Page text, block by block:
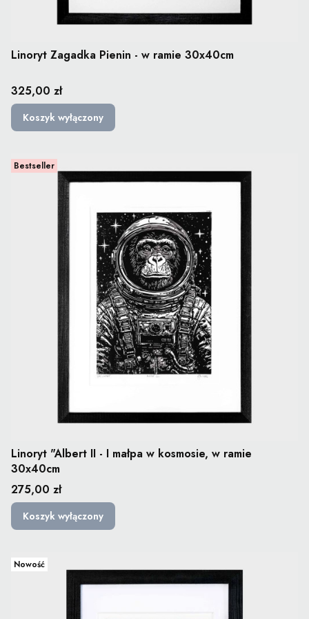
Linoryt Zagadka Pienin - w ramie 30x40cm
Cena
325,00 zł
Koszyk wyłączony
Bestseller
Linoryt "Albert II - I małpa w kosmosie, w ramie
30x40cm
Cena
275,00 zł
Koszyk wyłączony
Nowość